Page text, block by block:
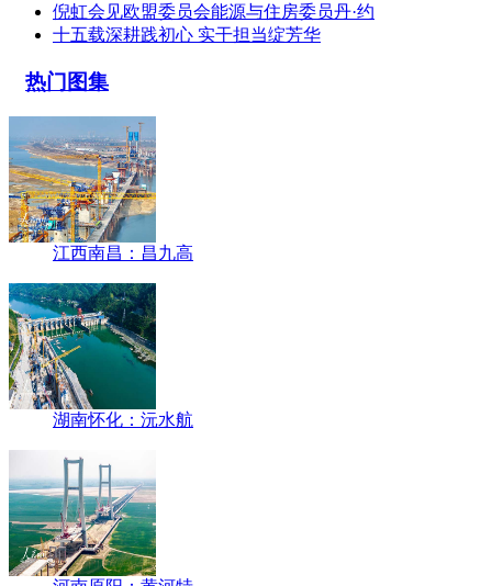
倪虹会见欧盟委员会能源与住房委员丹·约
十五载深耕践初心 实干担当绽芳华
热门图集
江西南昌：昌九高
湖南怀化：沅水航